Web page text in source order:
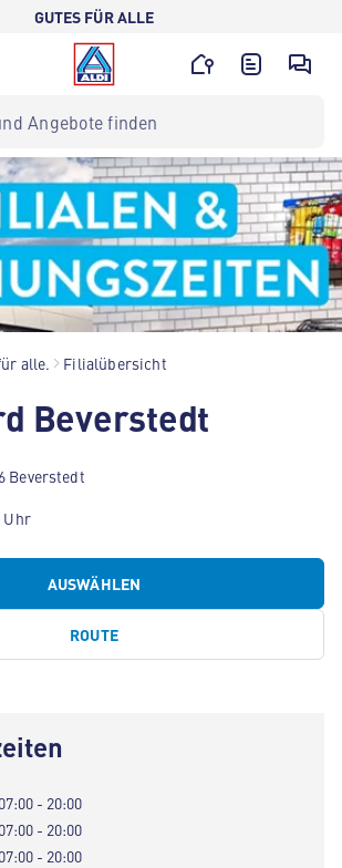
GUTES FÜR ALLE
alle. Filialübersicht
Beverstedt
Beverstedt
Uhr
AUSWÄHLEN
ROUTE
07:00 - 20:00
07:00 - 20:00
07:00 - 20:00